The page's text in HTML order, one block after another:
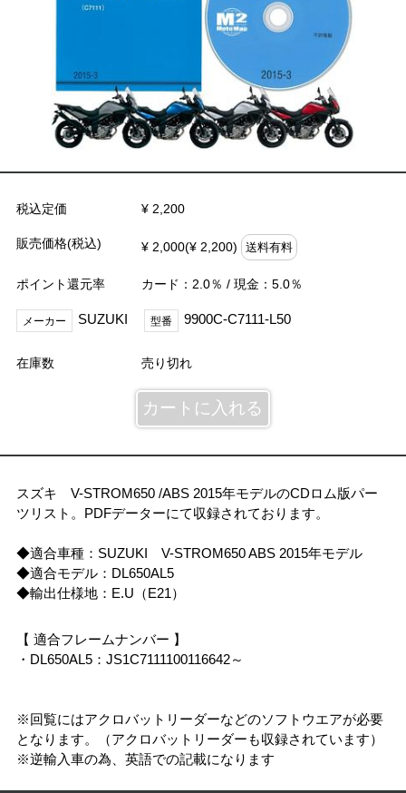
税込定価 ¥ 2,200
販売価格(税込) ¥ 2,000(¥ 2,200) 送料有料
ポイント還元率 カード：2.0％ / 現金：5.0％
メーカー SUZUKI 型番 9900C-C7111-L50
在庫数 売り切れ
スズキ V-STROM650 /ABS 2015年モデルのCDロム版パー
ツリスト。PDFデーターにて収録されております。
◆適合車種：SUZUKI V-STROM650 ABS 2015年モデル
◆適合モデル：DL650AL5
◆輸出仕様地：E.U（E21）
【 適合フレームナンバー 】
・DL650AL5：JS1C7111100116642～
※回覧にはアクロバットリーダーなどのソフトウエアが必要
となります。（アクロバットリーダーも収録されています）
※逆輸入車の為、英語での記載になります